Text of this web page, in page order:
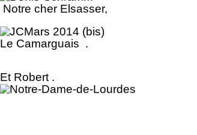
Notre cher Elsasser,
Le Camarguais .
Et Robert .